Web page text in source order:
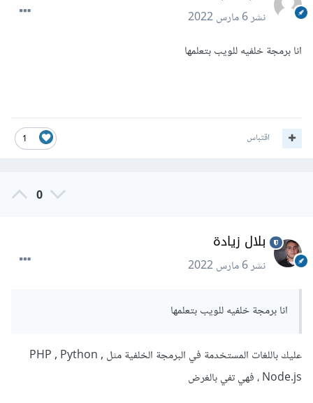
نشر6 مارس 2022
انا برمجة خلفيه للويب بتعلمها
1 اقتباس
0
بلال زيادة
نشر6 مارس 2022
انا برمجة خلفيه للويب بتعلمها
عليك باللغات المستخدمة في البرمجة الخلفية مثل PHP , Python ,
Node.js ، فهي تفي بالغرض